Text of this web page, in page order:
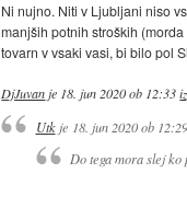
Ni nujno. Niti v Ljubljani niso
manjših potnih stroških
tovarn v vsaki vasi, bi bilo pol
DjJuvanje 18. jun 2020 ob 12:33
Utkje 18. jun 2020 ob 12:29
Do tega mora slej ko